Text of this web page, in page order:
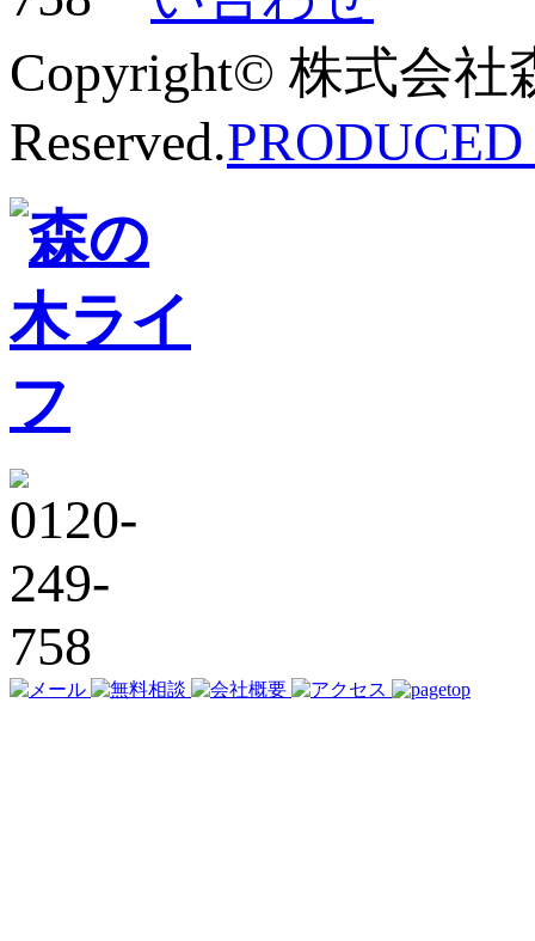
Copyright© 株式会社
Reserved.